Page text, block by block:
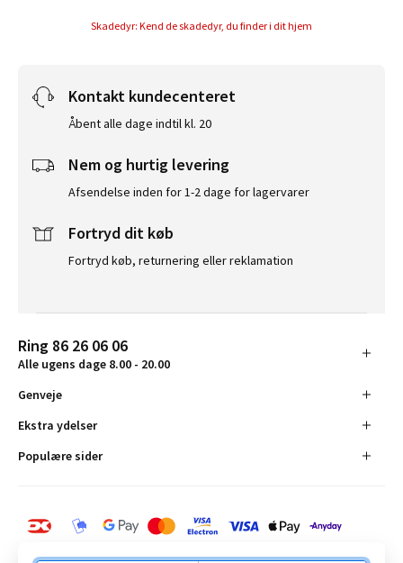
Skadedyr: Kend de skadedyr, du finder i dit hjem
Kontakt kundecenteret
Åbent alle dage indtil kl. 20
Nem og hurtig levering
Afsendelse inden for 1-2 dage for lagervarer
Fortryd dit køb
Fortryd køb, returnering eller reklamation
Ring 86 26 06 06
Alle ugens dage 8.00 - 20.00
Genveje
Ekstra ydelser
Populære sider